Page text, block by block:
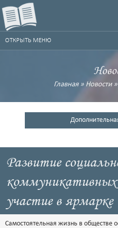
ОТКРЫТЬ МЕНЮ
Главная» Новости»
Развитие
коммуникативных
участие в ярмарке
Самостоятельная жизнь в обществе